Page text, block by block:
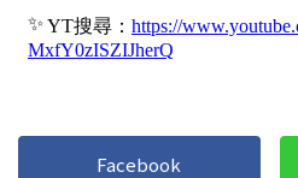
不拘
4房Facebook